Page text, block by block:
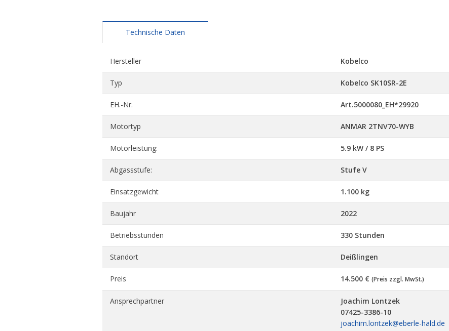
Technische Daten
Hersteller Kobelco
Typ Kobelco SK10SR-2E
EH.-Nr. Art.5000080_EH*29920
Motortyp ANMAR 2TNV70-WYB
Motorleistung: 5.9 kW / 8 PS
Abgassstufe: Stufe V
Einsatzgewicht 1.100 kg
Baujahr 2022
Betriebsstunden 330 Stunden
Standort Deißlingen
Preis 14.500 € (Preis zzgl. MwSt.)
Ansprechpartner
Joachim Lontzek
07425-3386-10
joachim.lontzek@eberle-hald.de